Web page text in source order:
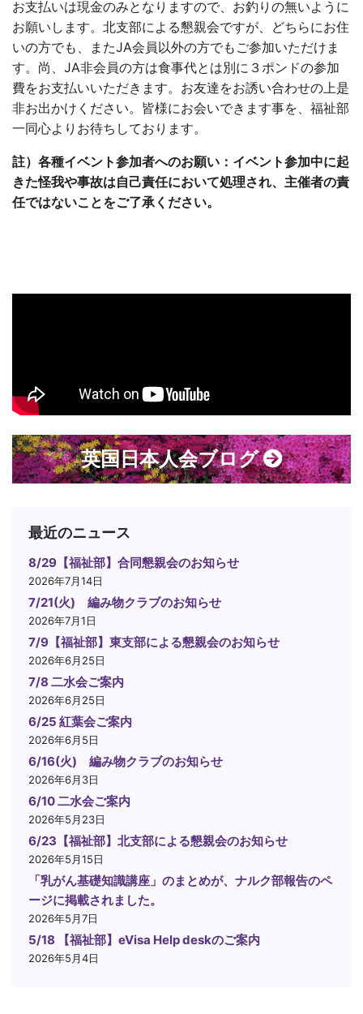
お支払いは現金のみとなりますので、お釣りの無いように
お願いします。北支部による懇親会ですが、どちらにお住
いの方でも、またJA会員以外の方でもご参加いただけま
す。尚、JA非会員の方は食事代とは別に３ポンドの参加
費をお支払いいただきます。お友達をお誘い合わせの上是
非お出かけください。皆様にお会いできます事を、福祉部
一同心よりお待ちしております。
註）各種イベント参加者へのお願い：イベント参加中に起
きた怪我や事故は自己責任において処理され、主催者の責
任ではないことをご了承ください。
英国日本人会ブログ
最近のニュース
8/29【福祉部】合同懇親会のお知らせ
2026年7月14日
7/21(火) 編み物クラブのお知らせ
2026年7月1日
7/9【福祉部】東支部による懇親会のお知らせ
2026年6月25日
7/8 二水会ご案内
2026年6月25日
6/25 紅葉会ご案内
2026年6月5日
6/16(火) 編み物クラブのお知らせ
2026年6月3日
6/10 二水会ご案内
2026年5月23日
6/23【福祉部】北支部による懇親会のお知らせ
2026年5月15日
「乳がん基礎知識講座」のまとめが、ナルク部報告のペ
ージに掲載されました。
2026年5月7日
5/18 【福祉部】eVisa Help deskのご案内
2026年5月4日